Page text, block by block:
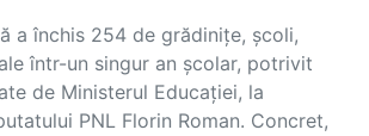
a închis 254 de grădinițe, școli,
într-un singur an școlar, potrivit
de Ministerul Educației, la
PNL Florin Roman. Concret,